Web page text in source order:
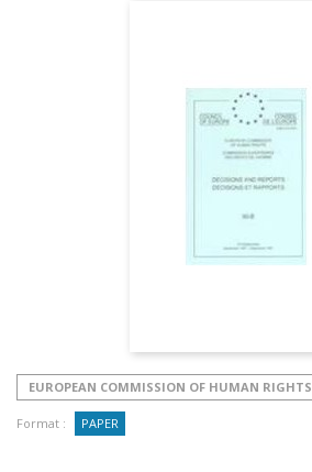
EUROPEAN COMMISSION OF HUMAN RIGHTS
Format : PAPER